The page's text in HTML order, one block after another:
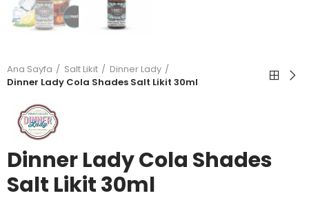
Ana Sayfa Salt Likit
Dinner Lady
Dinner Lady Cola Shades Salt Likit 30ml
Dinner Lady Cola Shades
Salt Likit 30ml